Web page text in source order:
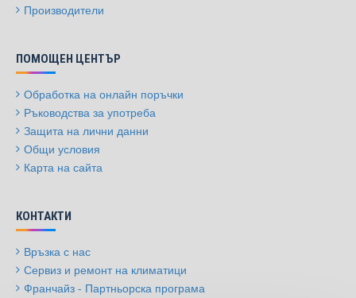
Производители
ПОМОЩЕН ЦЕНТЪР
Обработка на онлайн поръчки
Ръководства за употреба
Защита на лични данни
Общи условия
Карта на сайта
КОНТАКТИ
Връзка с нас
Сервиз и ремонт на климатици
Франчайз - Партньорска програма